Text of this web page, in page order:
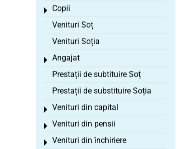
Copii
Toggle menu
Venituri Soț
Venituri Soția
Angajat
Toggle menu
Prestații de subtituire Soț
Prestații de substituire Soția
Venituri din capital
Toggle menu
Venituri din pensii
Toggle menu
Venituri din închiriere
Toggle menu